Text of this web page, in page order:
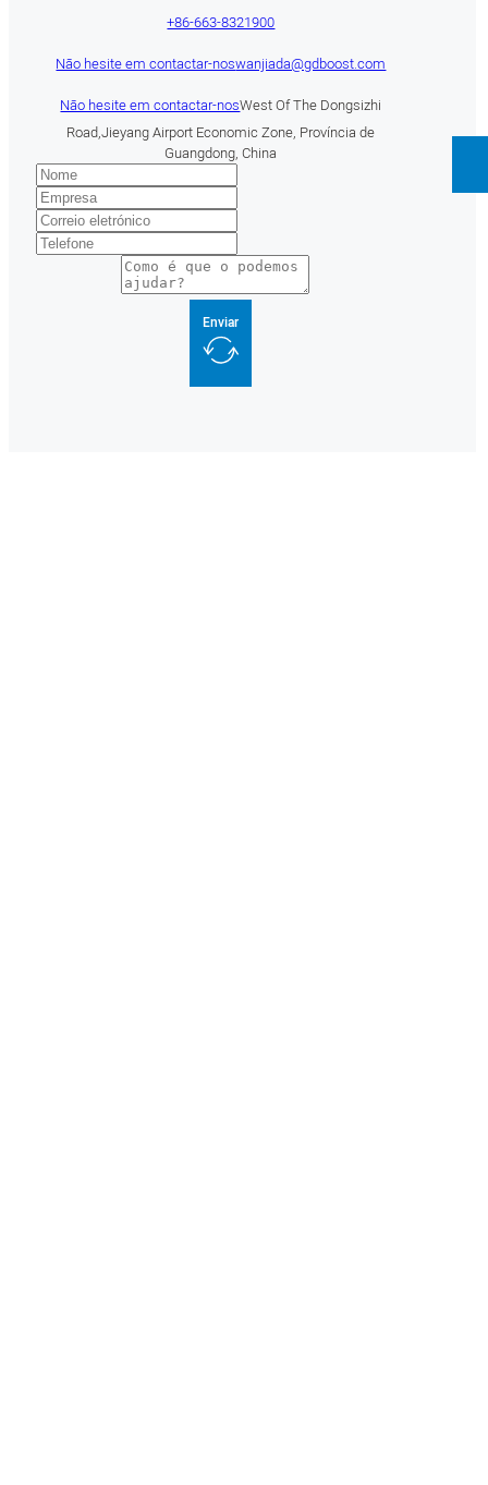
+86-663-8321900
Não hesite em contactar-noswanjiada@gdboost.com
Não hesite em contactar-nosWest Of The Dongsizhi
Road,Jieyang Airport Economic Zone, Província de
Guangdong, China
Enviar